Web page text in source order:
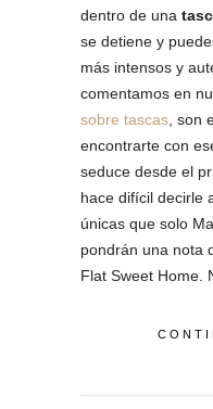
dentro de una
se detiene y
más intensos y
comentamos en
sobre tascas, son
encontrarte con
seduce desde el
hace difícil decirle
únicas que solo
pondrán una nota
Flat Sweet Home.